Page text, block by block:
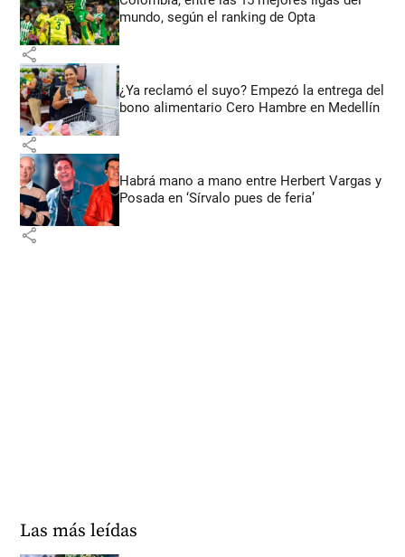
mundo, según el ranking de Opta
share
¿Ya reclamó el suyo? Empezó la entrega del
bono alimentario Cero Hambre en Medellín
share
Habrá mano a mano entre Herbert Vargas y
Posada en ‘Sírvalo pues de feria’
share
Las más leídas